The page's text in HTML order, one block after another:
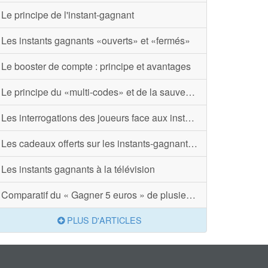
Le principe de l'instant-gagnant
Les instants gagnants «ouverts» et «fermés»
Le booster de compte : principe et avantages
Le principe du «multi-codes» et de la sauvegarde de codes
Les interrogations des joueurs face aux instants-gagnants
Les cadeaux offerts sur les instants-gagnants, une diversité que l’on ne retrouve qu’ici
Les instants gagnants à la télévision
Comparatif du « Gagner 5 euros » de plusieurs instants-gagnants
PLUS D'ARTICLES